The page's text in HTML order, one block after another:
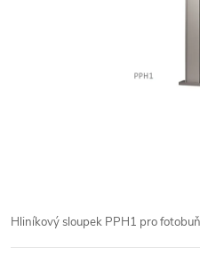
Hliníkový sloupek PPH1 pro